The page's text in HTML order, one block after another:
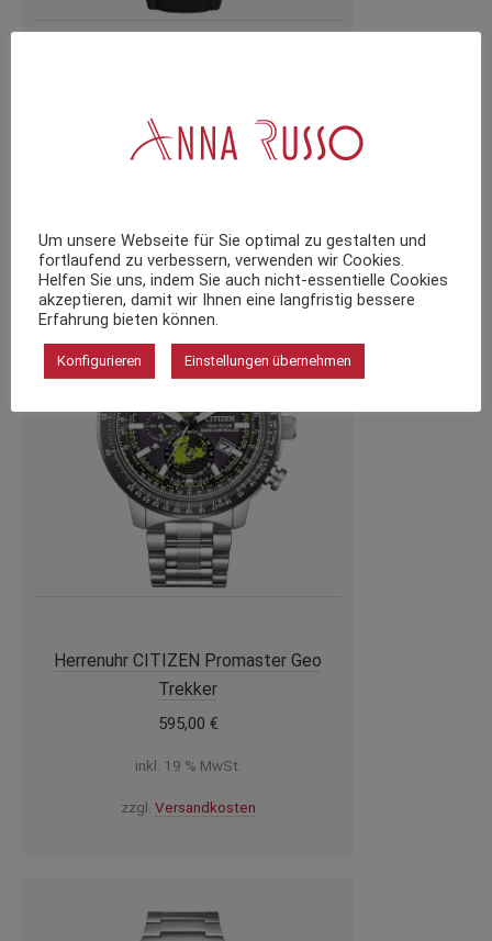
inkl. 19 % MwSt.
Herrenuhr CITIZEN Promaster Geo
Trekker
595,00 €
inkl. 19 % MwSt.
zzgl. Versandkosten
Um unsere Webseite für Sie optimal zu gestalten und
fortlaufend zu verbessern, verwenden wir Cookies.
Helfen Sie uns, indem Sie auch nicht-essentielle Cookies
akzeptieren, damit wir Ihnen eine langfristig bessere
Erfahrung bieten können.
Konfigurieren Einstellungen übernehmen